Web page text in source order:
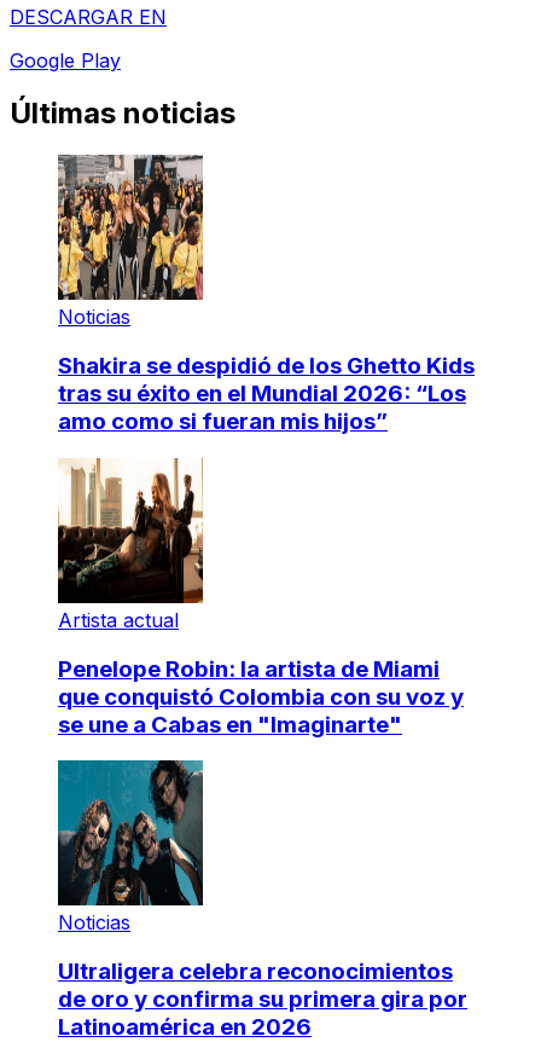
DESCARGAR EN
Google Play
Últimas noticias
Noticias
Shakira se despidió de los Ghetto Kids
tras su éxito en el Mundial 2026: “Los
amo como si fueran mis hijos”
Artista actual
Penelope Robin: la artista de Miami
que conquistó Colombia con su voz y
se une a Cabas en "Imaginarte"
Noticias
Ultraligera celebra reconocimientos
de oro y confirma su primera gira por
Latinoamérica en 2026